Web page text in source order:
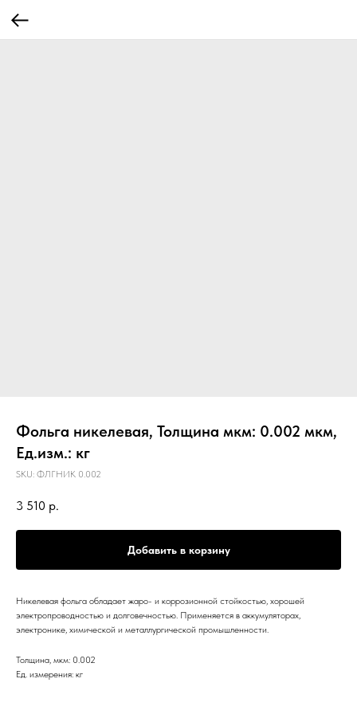
Фольга никелевая, Толщина мкм: 0.002 мкм,
Ед.изм.: кг
SKU: ФЛГНИК 0.002
3 510 р.
Добавить в корзину
Никелевая фольга обладает жаро- и коррозионной стойкостью, хорошей
электропроводностью и долговечностью. Применяется в аккумуляторах,
электронике, химической и металлургической промышленности.
Толщина, мкм: 0.002
Ед. измерения: кг